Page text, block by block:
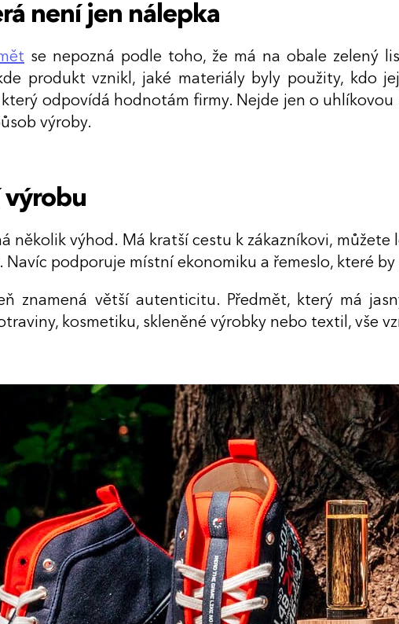
není jen nálepka
se nepozná podle toho, že má na obale zelený
produkt vznikl, jaké materiály byly použity, kdo
odpovídá hodnotám firmy. Nejde jen o
výroby.
výrobu
několik výhod. Má kratší cestu k zákazníkovi,
podporuje místní ekonomiku a řemeslo, které
znamená větší autenticitu. Předmět, který má
kosmetiku, skleněné výrobky nebo textil, vše